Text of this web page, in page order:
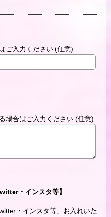
ご入力ください (任意):
場合はご入力ください (任意):
・インスタ等】
・インスタ等」お入れいた